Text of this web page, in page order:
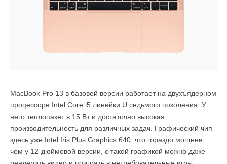
MacBook Pro 13 в базовой версии работает на двухъядерном
процессоре Intel Core i5 линейки U седьмого поколения. У
него теплопакет в 15 Вт и достаточно высокая
производительность для различных задач. Графический чип
здесь уже Intel Iris Plus Graphics 640, что гораздо мощнее,
чем у 12-дюймовой версии, с такой графикой можно даже